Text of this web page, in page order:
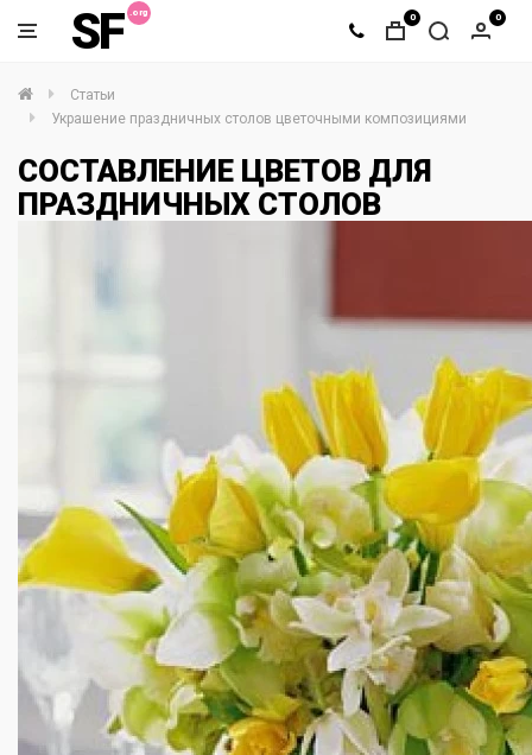
SF 0 0
Статьи
Украшение праздничных столов цветочными композициями
СОСТАВЛЕНИЕ ЦВЕТОВ ДЛЯ
ПРАЗДНИЧНЫХ СТОЛОВ